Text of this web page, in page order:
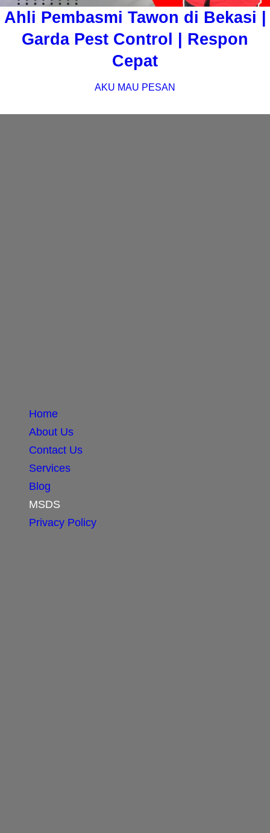
Ahli Pembasmi Tawon di Bekasi |
Garda Pest Control | Respon
Cepat
AKU MAU PESAN
Home
About Us
Contact Us
Services
Blog
MSDS
Privacy Policy